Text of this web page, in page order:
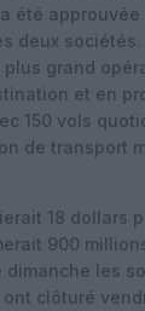
été
deux
plus grand
et en
150 vols
de transport
18 dollars
900
les
ont clôturé